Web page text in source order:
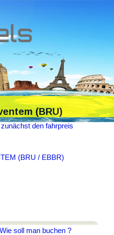
(BRU)
den fahrpreis
(BRU / EBBR)
Wie soll man buchen ?